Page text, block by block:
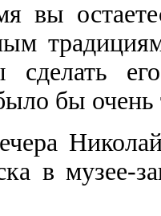
вы
сделать
бы очень
в музее-